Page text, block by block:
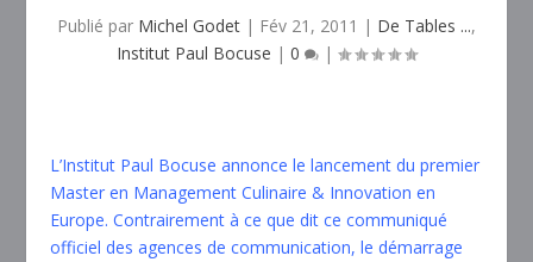
Publié par Michel Godet | Fév 21, 2011 | De Tables ...,
Institut Paul Bocuse | 0 |
L’Institut Paul Bocuse annonce le lancement du premier
Master en Management Culinaire & Innovation en
Europe. Contrairement à ce que dit ce communiqué
officiel des agences de communication, le démarrage